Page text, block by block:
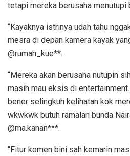
tetapi mereka berusaha menutupi
“Kayaknya istrinya udah tahu
mesra di depan kamera kayak
@rumah_kue**.
“Mereka akan berusaha nutupin
masih mau eksis di
bener selingkuh kelihatan kok
wkwkwk butuh ramalan bunda
@ma.kanan***.
“Fitur komen bini sah kemarin